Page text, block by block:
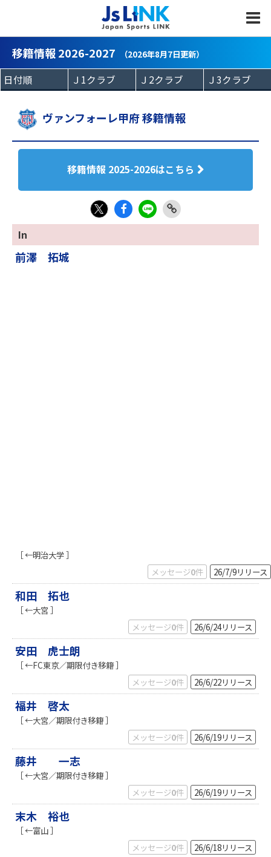
移籍情報 2026-2027 （2026年8月7日更新）
ヴァンフォーレ甲府 移籍情報
移籍情報 2025-2026はこちら
X
Fac
eb
LIN
E
Link
Copy
In
前澤 拓城
［ ←明治大学 ］
メッセージ0件 26/7/9リリース
和田 拓也
［ ←大宮 ］
メッセージ0件 26/6/24リリース
安田 虎士朗
［ ←FC東京／期限付き移籍 ］
メッセージ0件 26/6/22リリース
福井 啓太
［ ←大宮／期限付き移籍 ］
メッセージ0件 26/6/19リリース
藤井 一志
［ ←大宮／期限付き移籍 ］
メッセージ0件 26/6/19リリース
末木 裕也
［ ←富山 ］
メッセージ0件 26/6/18リリース